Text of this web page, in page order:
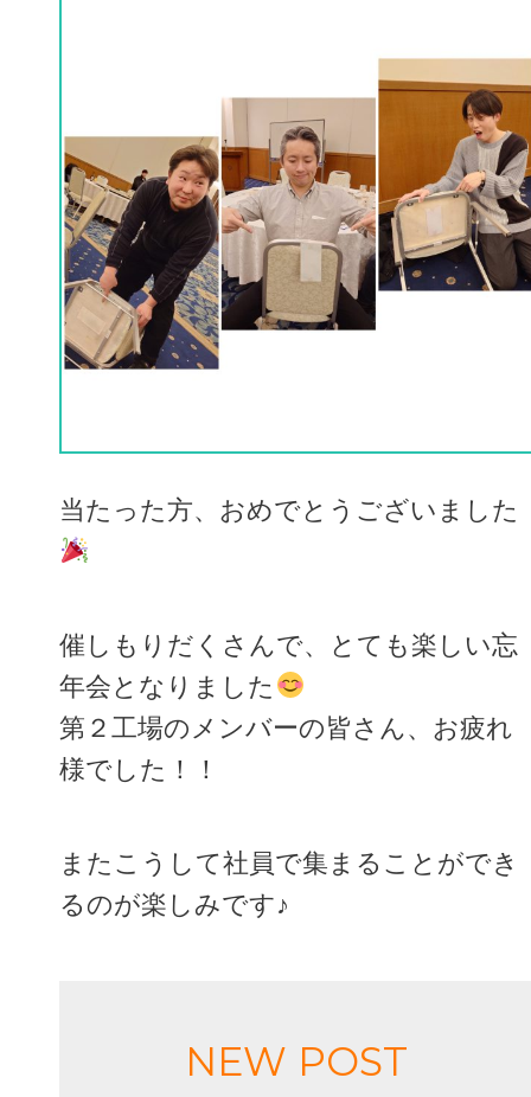
当たった方、おめでとうございました
催しもりだくさんで、とても楽しい忘
年会となりました
第２工場のメンバーの皆さん、お疲れ
様でした！！
またこうして社員で集まることができ
るのが楽しみです♪
NEW POST